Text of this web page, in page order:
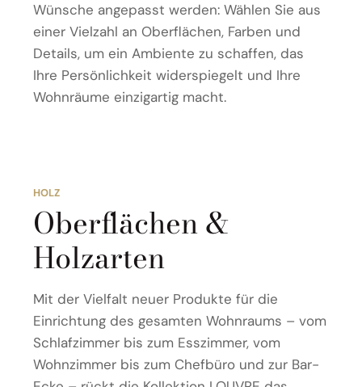
Wünsche angepasst werden: Wählen Sie aus
einer Vielzahl an Oberflächen, Farben und
Details, um ein Ambiente zu schaffen, das
Ihre Persönlichkeit widerspiegelt und Ihre
Wohnräume einzigartig macht.
HOLZ
Oberflächen &
Holzarten
Mit der Vielfalt neuer Produkte für die
Einrichtung des gesamten Wohnraums – vom
Schlafzimmer bis zum Esszimmer, vom
Wohnzimmer bis zum Chefbüro und zur Bar-